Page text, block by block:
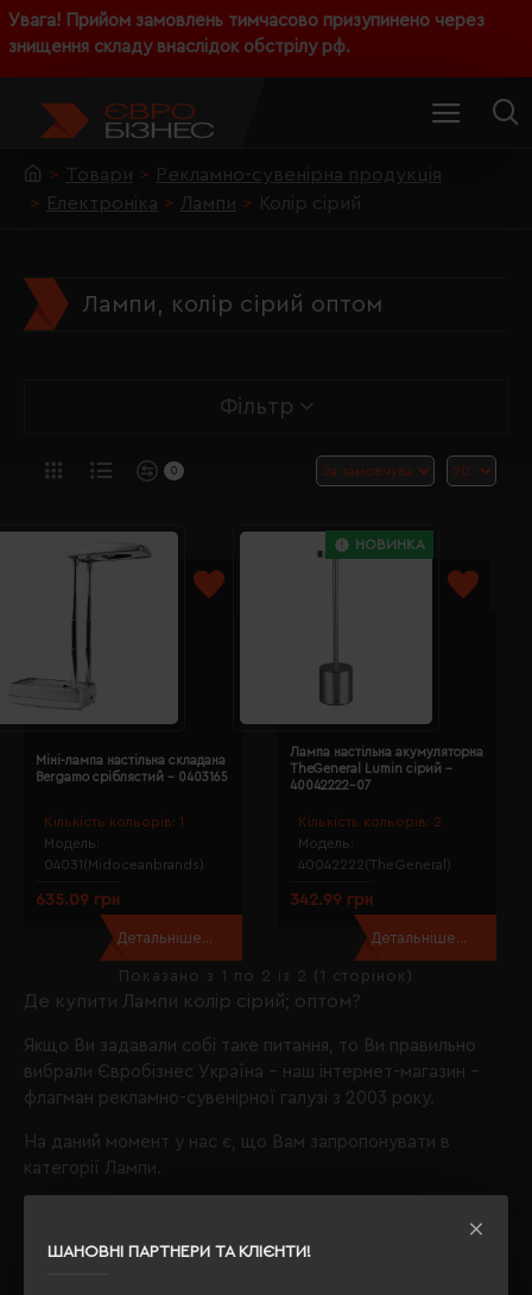
ШАНОВНІ ПАРТНЕРИ ТА КЛІЄНТИ!
Увага! Прийом замовлень тимчасово призупинено через
знищення складу внаслідок обстрілу рф.
Товари
Рекламно-сувенірна продукція
Електроніка
Лампи Колір сірий
Лампи, колір сірий оптом
Де купити Лампи колір сірий; оптом?
Якщо Ви задавали собі таке питання, то Ви правильно
вибрали Євробізнес Україна - наш інтернет-магазин -
флагман рекламно-сувенірної галузі з 2003 року.
На даний момент у нас є, що Вам запропонувати в
категорії Лампи.
колір сірий;
Фільтр
0
Кількість кольорів: 1
Модель:
04031(Midoceanbrands)
Міні-лампа настільна складана
Bergamo сріблястий - 0403165
635.09 грн
Детальніше...
НОВИНКА
Кількість кольорів: 2
Модель:
40042222(TheGeneral)
Лампа настільна акумуляторна
TheGeneral Lumin сірий -
40042222-07
342.99 грн
Детальніше...
Показано з 1 по 2 із 2 (1 сторінок)